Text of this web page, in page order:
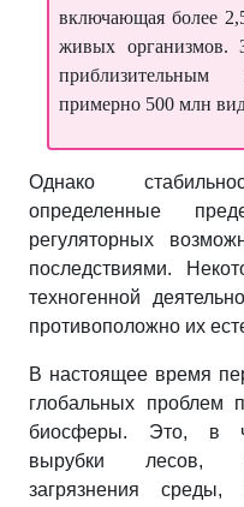
включающая более
живых
приблизительным
примерно 500 млн
Однако
определенные
регуляторных
последствиями.
техногенной
противоположно их
В настоящее время
глобальных проблем
биосферы. Это, в
вырубки лесов,
загрязнения